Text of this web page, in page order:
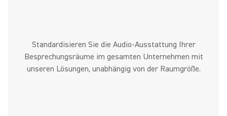
Standardisieren Sie die Audio-Ausstattung Ihrer
Besprechungsräume im gesamten Unternehmen mit
unseren Lösungen, unabhängig von der Raumgröße.